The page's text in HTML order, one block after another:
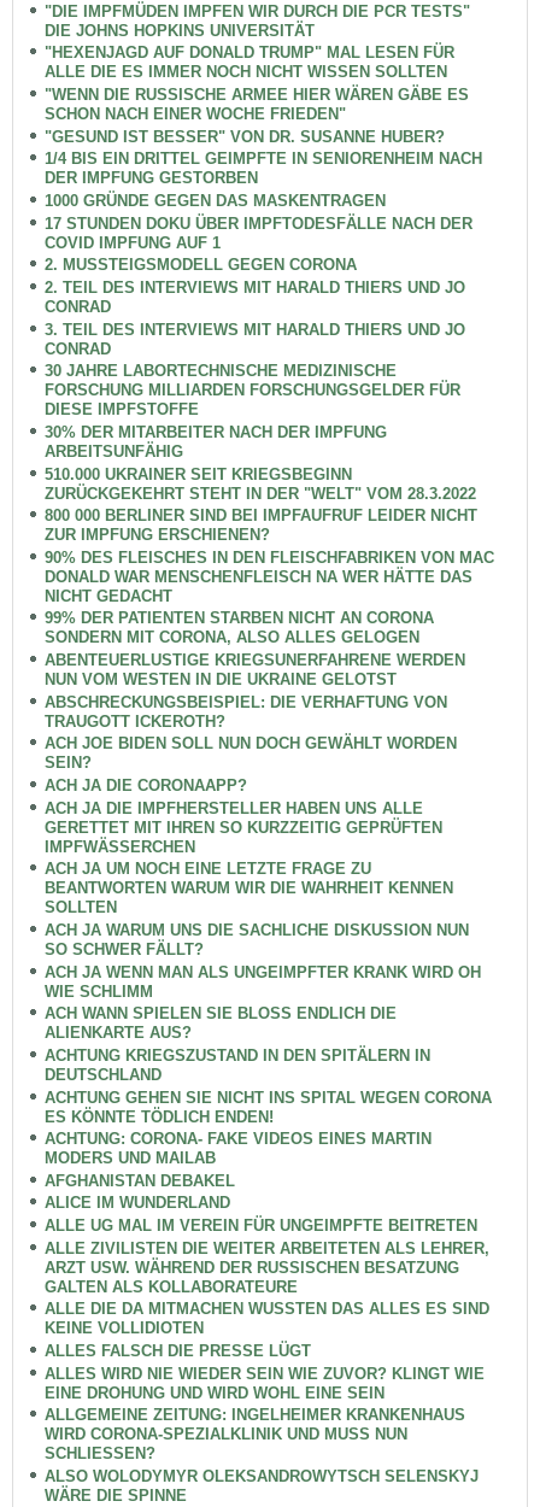
"DIE IMPFMÜDEN IMPFEN WIR DURCH DIE PCR TESTS"
DIE JOHNS HOPKINS UNIVERSITÄT
"HEXENJAGD AUF DONALD TRUMP" MAL LESEN FÜR
ALLE DIE ES IMMER NOCH NICHT WISSEN SOLLTEN
"WENN DIE RUSSISCHE ARMEE HIER WÄREN GÄBE ES
SCHON NACH EINER WOCHE FRIEDEN"
"GESUND IST BESSER" VON DR. SUSANNE HUBER?
1/4 BIS EIN DRITTEL GEIMPFTE IN SENIORENHEIM NACH
DER IMPFUNG GESTORBEN
1000 GRÜNDE GEGEN DAS MASKENTRAGEN
17 STUNDEN DOKU ÜBER IMPFTODESFÄLLE NACH DER
COVID IMPFUNG AUF 1
2. MUSSTEIGSMODELL GEGEN CORONA
2. TEIL DES INTERVIEWS MIT HARALD THIERS UND JO
CONRAD
3. TEIL DES INTERVIEWS MIT HARALD THIERS UND JO
CONRAD
30 JAHRE LABORTECHNISCHE MEDIZINISCHE
FORSCHUNG MILLIARDEN FORSCHUNGSGELDER FÜR
DIESE IMPFSTOFFE
30% DER MITARBEITER NACH DER IMPFUNG
ARBEITSUNFÄHIG
510.000 UKRAINER SEIT KRIEGSBEGINN
ZURÜCKGEKEHRT STEHT IN DER "WELT" VOM 28.3.2022
800 000 BERLINER SIND BEI IMPFAUFRUF LEIDER NICHT
ZUR IMPFUNG ERSCHIENEN?
90% DES FLEISCHES IN DEN FLEISCHFABRIKEN VON MAC
DONALD WAR MENSCHENFLEISCH NA WER HÄTTE DAS
NICHT GEDACHT
99% DER PATIENTEN STARBEN NICHT AN CORONA
SONDERN MIT CORONA, ALSO ALLES GELOGEN
ABENTEUERLUSTIGE KRIEGSUNERFAHRENE WERDEN
NUN VOM WESTEN IN DIE UKRAINE GELOTST
ABSCHRECKUNGSBEISPIEL: DIE VERHAFTUNG VON
TRAUGOTT ICKEROTH?
ACH JOE BIDEN SOLL NUN DOCH GEWÄHLT WORDEN
SEIN?
ACH JA DIE CORONAAPP?
ACH JA DIE IMPFHERSTELLER HABEN UNS ALLE
GERETTET MIT IHREN SO KURZZEITIG GEPRÜFTEN
IMPFWÄSSERCHEN
ACH JA UM NOCH EINE LETZTE FRAGE ZU
BEANTWORTEN WARUM WIR DIE WAHRHEIT KENNEN
SOLLTEN
ACH JA WARUM UNS DIE SACHLICHE DISKUSSION NUN
SO SCHWER FÄLLT?
ACH JA WENN MAN ALS UNGEIMPFTER KRANK WIRD OH
WIE SCHLIMM
ACH WANN SPIELEN SIE BLOSS ENDLICH DIE
ALIENKARTE AUS?
ACHTUNG KRIEGSZUSTAND IN DEN SPITÄLERN IN
DEUTSCHLAND
ACHTUNG GEHEN SIE NICHT INS SPITAL WEGEN CORONA
ES KÖNNTE TÖDLICH ENDEN!
ACHTUNG: CORONA- FAKE VIDEOS EINES MARTIN
MODERS UND MAILAB
AFGHANISTAN DEBAKEL
ALICE IM WUNDERLAND
ALLE UG MAL IM VEREIN FÜR UNGEIMPFTE BEITRETEN
ALLE ZIVILISTEN DIE WEITER ARBEITETEN ALS LEHRER,
ARZT USW. WÄHREND DER RUSSISCHEN BESATZUNG
GALTEN ALS KOLLABORATEURE
ALLE DIE DA MITMACHEN WUSSTEN DAS ALLES ES SIND
KEINE VOLLIDIOTEN
ALLES FALSCH DIE PRESSE LÜGT
ALLES WIRD NIE WIEDER SEIN WIE ZUVOR? KLINGT WIE
EINE DROHUNG UND WIRD WOHL EINE SEIN
ALLGEMEINE ZEITUNG: INGELHEIMER KRANKENHAUS
WIRD CORONA-SPEZIALKLINIK UND MUSS NUN
SCHLIESSEN?
ALSO WOLODYMYR OLEKSANDROWYTSCH SELENSKYJ
WÄRE DIE SPINNE